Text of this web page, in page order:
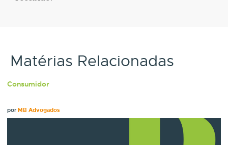
Matérias Relacionadas
Consumidor
porMB Advogados